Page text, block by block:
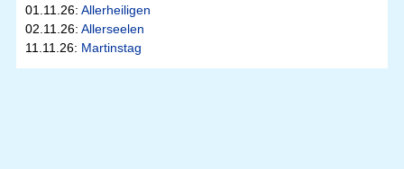
01.11.26: Allerheiligen
02.11.26: Allerseelen
11.11.26: Martinstag